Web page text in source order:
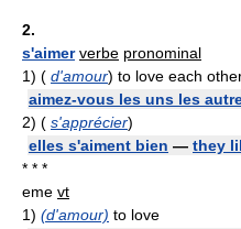
2.
s'aimer verbe pronominal
1) ( d'amour) to love each
aimez-vous les uns les
2) ( s'apprécier)
elles s'aiment bien — they
* * *
eme vt
1) (d'amour) to love